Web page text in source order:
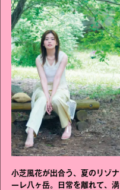
小芝風花が出合う、夏のリゾナ
ーレ八ヶ岳。日常を離れて、満